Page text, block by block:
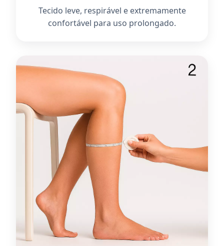
Tecido leve, respirável e extremamente
confortável para uso prolongado.